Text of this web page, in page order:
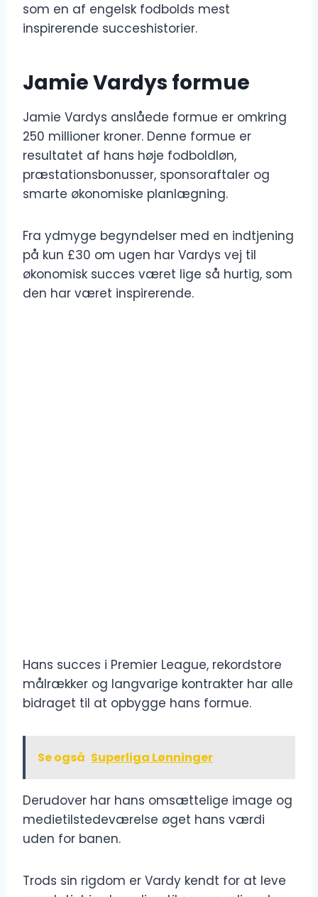
som en af ​​engelsk fodbolds mest
inspirerende succeshistorier.
Jamie Vardys formue
Jamie Vardys anslåede formue er omkring
250 millioner kroner. Denne formue er
resultatet af hans høje fodboldløn,
præstationsbonusser, sponsoraftaler og
smarte økonomiske planlægning.
Fra ydmyge begyndelser med en indtjening
på kun £30 om ugen har Vardys vej til
økonomisk succes været lige så hurtig, som
den har været inspirerende.
Hans succes i Premier League, rekordstore
målrækker og langvarige kontrakter har alle
bidraget til at opbygge hans formue.
Se også Superliga Lønninger
Derudover har hans omsættelige image og
medietilstedeværelse øget hans værdi
uden for banen.
Trods sin rigdom er Vardy kendt for at leve